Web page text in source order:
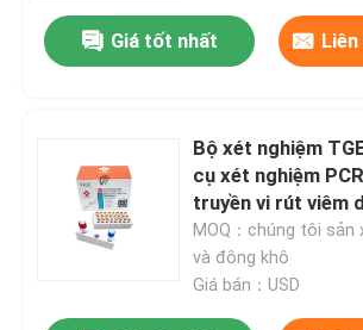
Giá tốt nhất
Bộ xét nghiệm
cụ xét nghiệm
truyền vi rút viêm
lợn Bộ xét nghiệm
MOQ：chúng tôi sản
và đông khô
Giá bán：USD